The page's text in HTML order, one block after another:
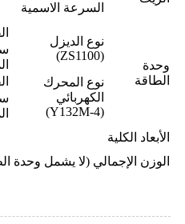
السرعة الاسمية
وحدة
الطاقة
نوع الديزل
(ZS1100)
نوع المحرك
الكهربائي
(Y132M-4)
الأبعاد الكلية
الوزن الإجمالي (لا يشمل وحدة